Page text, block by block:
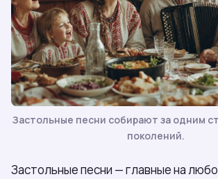
Застольные песни собирают за одним
поколений.
Застольные песни — главные на